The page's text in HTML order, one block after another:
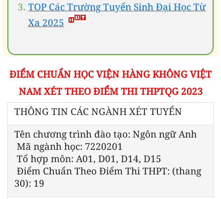
TOP Các Trường Tuyển Sinh Đại Học Từ
Xa 2025
ĐIỂM CHUẨN HỌC VIỆN HÀNG KHÔNG VIỆT
NAM XÉT THEO ĐIỂM THI THPTQG 2023
THÔNG TIN CÁC NGÀNH XÉT TUYỂN
Tên chương trình đào tạo: Ngôn ngữ Anh
Mã ngành học: 7220201
Tổ hợp môn: A01, D01, D14, D15
Điểm Chuẩn Theo Điểm Thi THPT: (thang
30): 19